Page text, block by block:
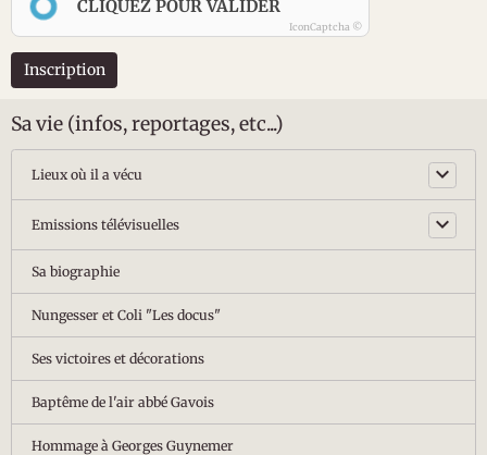
CLIQUEZ POUR VALIDER
IconCaptcha ©
Inscription
Sa vie (infos, reportages, etc...)
Lieux où il a vécu
Emissions télévisuelles
Sa biographie
Nungesser et Coli "Les docus"
Ses victoires et décorations
Baptême de l'air abbé Gavois
Hommage à Georges Guynemer